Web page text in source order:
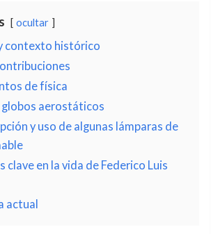
ocultar
contexto histórico
de física
globos aerostáticos
y uso de algunas lámparas de
clave en la vida de Federico Luis
actual